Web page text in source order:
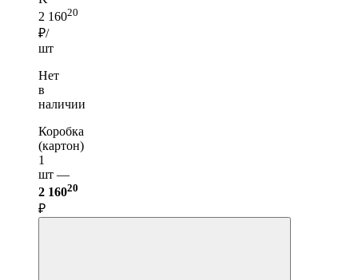
2 16020
₽/
шт
Нет
в
наличии
Коробка
(картон)
1
шт —
2 16020
₽